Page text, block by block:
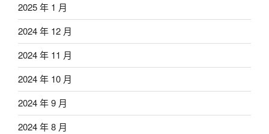
2025 年 1 月
2024 年 12 月
2024 年 11 月
2024 年 10 月
2024 年 9 月
2024 年 8 月